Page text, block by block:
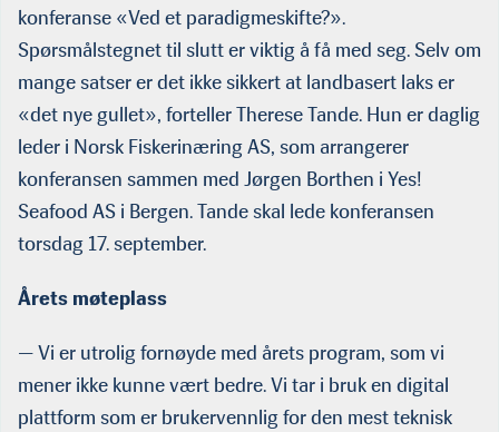
konferanse «Ved et paradigmeskifte?».
Spørsmålstegnet til slutt er viktig å få med seg. Selv om
mange satser er det ikke sikkert at landbasert laks er
«det nye gullet», forteller Therese Tande. Hun er daglig
leder i Norsk Fiskerinæring AS, som arrangerer
konferansen sammen med Jørgen Borthen i Yes!
Seafood AS i Bergen. Tande skal lede konferansen
torsdag 17. september.
Årets møteplass
— Vi er utrolig fornøyde med årets program, som vi
mener ikke kunne vært bedre. Vi tar i bruk en digital
plattform som er brukervennlig for den mest teknisk